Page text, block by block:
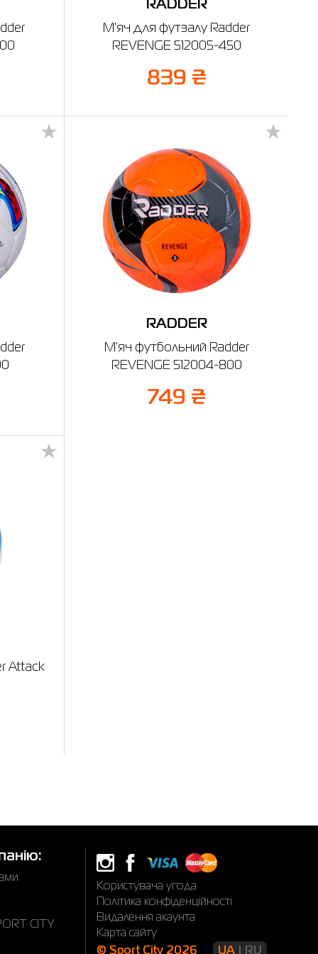
RADDER
М'яч для футзалу Radder
REVENGE 512005-450
839 ₴
RADDER
М'яч футбольний Radder
REVENGE 512004-800
749 ₴
Attack
CITY
Користувача угода
Політика конфіденційності
Видалення акаунта
Карта сайту
© Sport City 2026
UA RU